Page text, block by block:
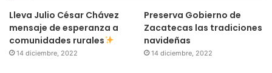
Lleva Julio César Chávez
mensaje de esperanza a
comunidades rurales
14 diciembre, 2022
Preserva Gobierno de
Zacatecas las tradiciones
navideñas
14 diciembre, 2022